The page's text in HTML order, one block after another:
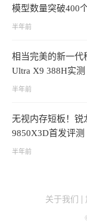
模型数量突破400
半年前
相当完美的新一代
Ultra X9 388H实测
半年前
无视内存短板！锐
9850X3D首发评测
半年前
关于我们